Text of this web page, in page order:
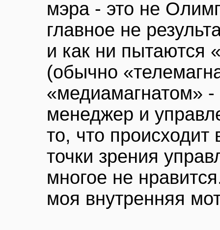
мэра - это не
главное не
и как ни пытаются
(обычно
«медиамагнатом»
менеджер и
то, что
точки зрения
многое не
моя внутренняя